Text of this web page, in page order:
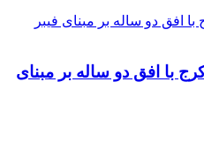
با افق دو ساله بر مبنای